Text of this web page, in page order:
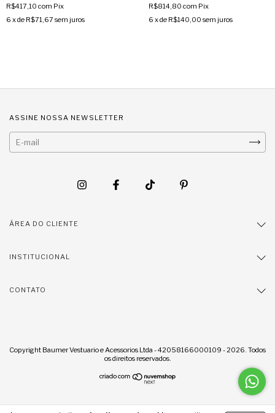
R$417,10 com Pix
6 x de R$71,67 sem juros
R$814,80 com Pix
6 x de R$140,00 sem juros
ASSINE NOSSA NEWSLETTER
ÁREA DO CLIENTE
INSTITUCIONAL
CONTATO
Copyright Baumer Vestuario e Acessorios Ltda - 42058166000109 - 2026. Todos
os direitos reservados.